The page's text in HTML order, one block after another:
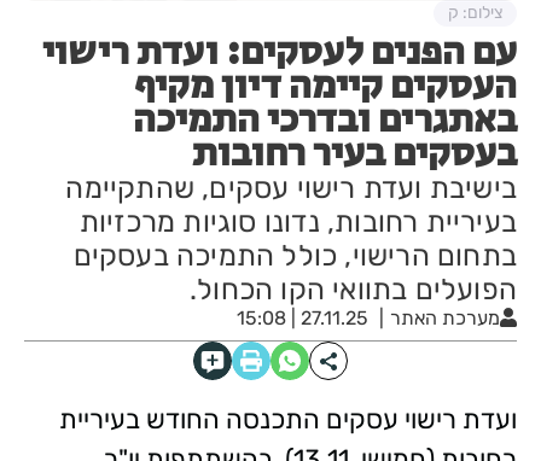
עם הפנים לעסקים: ועדת רישוי
העסקים קיימה דיון מקיף
באתגרים ובדרכי התמיכה
בעסקים בעיר רחובות
בישיבת ועדת רישוי עסקים, שהתקיימה
בעיריית רחובות, נדונו סוגיות מרכזיות
בתחום הרישוי, כולל התמיכה בעסקים
הפועלים בתוואי הקו הכחול.
מערכת האתר 27.11.25 | 15:08
צילום: ק
ועדת רישוי עסקים התכנסה החודש בעיריית